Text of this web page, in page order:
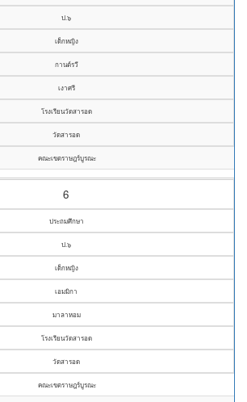
ป.๖
เด็กหญิง
กานต์รวี
เงาศรี
โรงเรียนวัดสารอด
วัดสารอด
คณะเขตราษฎร์บูรณะ
6
ประถมศึกษา
ป.๖
เด็กหญิง
เอมมิกา
มาลาหอม
โรงเรียนวัดสารอด
วัดสารอด
คณะเขตราษฎร์บูรณะ